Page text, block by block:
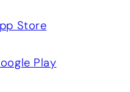
Store
Play